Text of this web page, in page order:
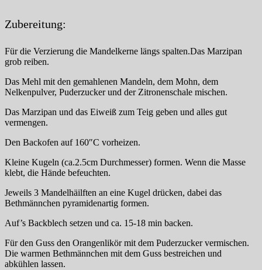
Zubereitung:
Für die Verzierung die Mandelkerne längs spalten.Das Marzipan
grob reiben.
Das Mehl mit den gemahlenen Mandeln, dem Mohn, dem
Nelkenpulver, Puderzucker und der Zitronenschale mischen.
Das Marzipan und das Eiweiß zum Teig geben und alles gut
vermengen.
Den Backofen auf 160″C vorheizen.
Kleine Kugeln (ca.2.5cm Durchmesser) formen. Wenn die Masse
klebt, die Hände befeuchten.
Jeweils 3 Mandelhäilften an eine Kugel drücken, dabei das
Bethmännchen pyramidenartig formen.
Auf’s Backblech setzen und ca. 15-18 min backen.
Für den Guss den Orangenlikör mit dem Puderzucker vermischen.
Die warmen Bethmännchen mit dem Guss bestreichen und
abkühlen lassen.